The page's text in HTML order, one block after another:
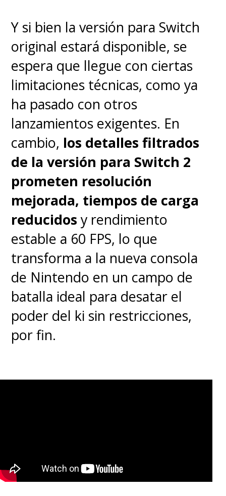
Y si bien la versión para Switch
original estará disponible, se
espera que llegue con ciertas
limitaciones técnicas, como ya
ha pasado con otros
lanzamientos exigentes. En
cambio, los detalles filtrados
de la versión para Switch 2
prometen resolución
mejorada, tiempos de carga
reducidosy rendimiento
estable a 60 FPS, lo que
transforma a la nueva consola
de Nintendo en un campo de
batalla ideal para desatar el
poder del ki sin restricciones,
por fin.